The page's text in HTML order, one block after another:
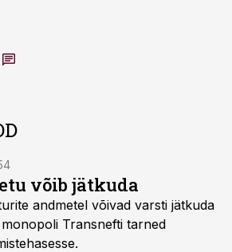
võib jätkuda
andmetel võivad varsti jätkuda
Transnefti tarned